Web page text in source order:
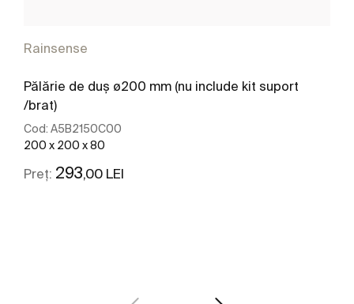
Rainsense
Pălărie de duș ø200 mm (nu include kit suport
/brat)
Cod: A5B2150C00
200 x 200 x 80
Preț: 293,00 LEI